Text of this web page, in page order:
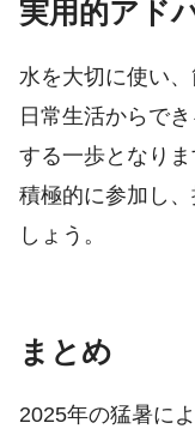
実用的アド
水を大切に使い
日常生活からで
する一歩となり
積極的に参加し
しょう。
まとめ
2025年の猛暑に